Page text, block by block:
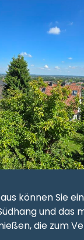
können Sie
und das
die zum